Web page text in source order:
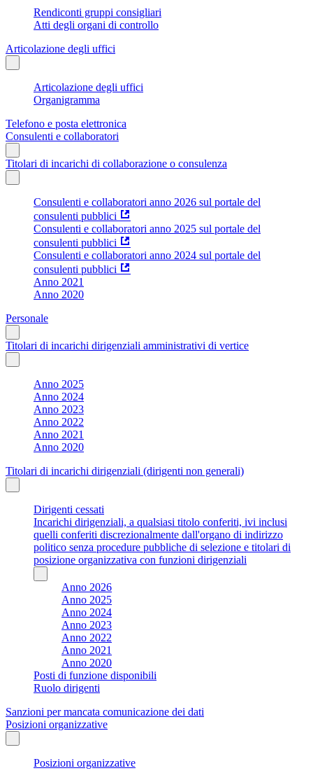
Rendiconti gruppi consigliari
Atti degli organi di controllo
Articolazione degli uffici
Articolazione degli uffici
Organigramma
Telefono e posta elettronica
Consulenti e collaboratori
Titolari di incarichi di collaborazione o consulenza
Consulenti e collaboratori anno 2026 sul portale del
consulenti pubblici
Consulenti e collaboratori anno 2025 sul portale del
consulenti pubblici
Consulenti e collaboratori anno 2024 sul portale del
consulenti pubblici
Anno 2021
Anno 2020
Personale
Titolari di incarichi dirigenziali amministrativi di vertice
Anno 2025
Anno 2024
Anno 2023
Anno 2022
Anno 2021
Anno 2020
Titolari di incarichi dirigenziali (dirigenti non generali)
Dirigenti cessati
Incarichi dirigenziali, a qualsiasi titolo conferiti, ivi inclusi
quelli conferiti discrezionalmente dall'organo di indirizzo
politico senza procedure pubbliche di selezione e titolari di
posizione organizzativa con funzioni dirigenziali
Anno 2026
Anno 2025
Anno 2024
Anno 2023
Anno 2022
Anno 2021
Anno 2020
Posti di funzione disponibili
Ruolo dirigenti
Sanzioni per mancata comunicazione dei dati
Posizioni organizzative
Posizioni organizzative